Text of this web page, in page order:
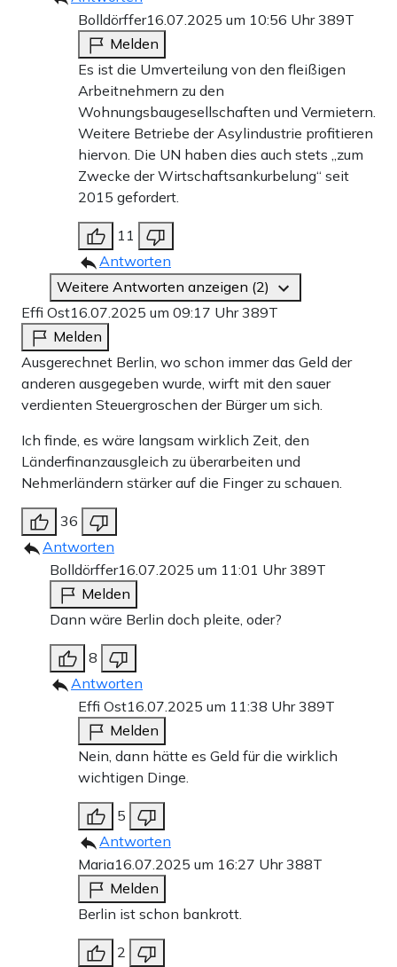
Bolldörffer16.07.2025 um 10:56 Uhr389T
Melden
Es ist die Umverteilung von den fleißigen
Arbeitnehmern zu den
Wohnungsbaugesellschaften und Vermietern.
Weitere Betriebe der Asylindustrie profitieren
hiervon. Die UN haben dies auch stets „zum
Zwecke der Wirtschaftsankurbelung“ seit
2015 gefordert.
11
Antworten
Weitere Antworten anzeigen (2)
Effi Ost16.07.2025 um 09:17 Uhr389T
Melden
Ausgerechnet Berlin, wo schon immer das Geld der
anderen ausgegeben wurde, wirft mit den sauer
verdienten Steuergroschen der Bürger um sich.
Ich finde, es wäre langsam wirklich Zeit, den
Länderfinanzausgleich zu überarbeiten und
Nehmerländern stärker auf die Finger zu schauen.
36
Antworten
Bolldörffer16.07.2025 um 11:01 Uhr389T
Melden
Dann wäre Berlin doch pleite, oder?
8
Antworten
Effi Ost16.07.2025 um 11:38 Uhr389T
Melden
Nein, dann hätte es Geld für die wirklich
wichtigen Dinge.
5
Antworten
Maria16.07.2025 um 16:27 Uhr388T
Melden
Berlin ist schon bankrott.
2